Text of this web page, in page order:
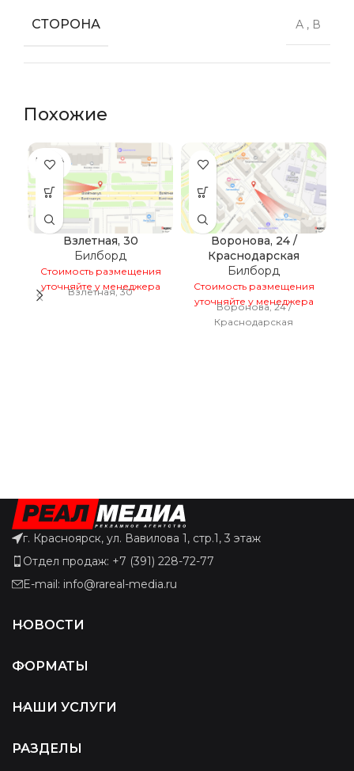
СТОРОНА А , В
Похожие
ПРОДА
НО
Взлетная, 30
Билборд
Стоимость размещения
уточняйте у менеджера
Взлетная, 30
Воронова, 24 /
Краснодарская
Билборд
Стоимость размещения
уточняйте у менеджера
Воронова, 24 /
Краснодарская
г. Красноярск, ул. Вавилова 1, стр.1, 3 этаж
Отдел продаж: +7 (391) 228-72-77
E-mail: info@rareal-media.ru
НОВОСТИ
ФОРМАТЫ
НАШИ УСЛУГИ
РАЗДЕЛЫ